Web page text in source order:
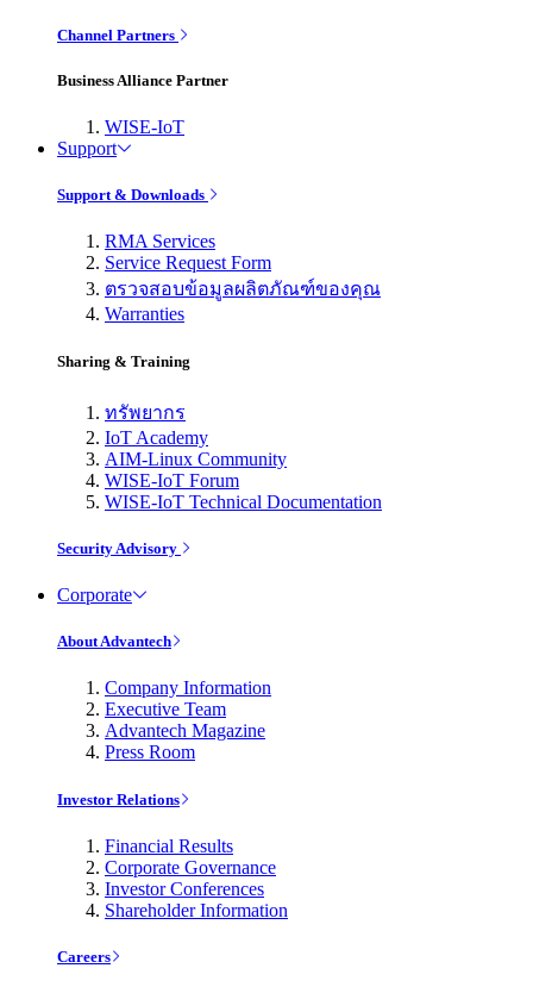
Channel Partners
Business Alliance Partner
WISE-IoT
Support
Support & Downloads
RMA Services
Service Request Form
ตรวจสอบข้อมูลผลิตภัณฑ์ของคุณ
Warranties
Sharing & Training
ทรัพยากร
IoT Academy
AIM-Linux Community
WISE-IoT Forum
WISE-IoT Technical Documentation
Security Advisory
Corporate
About Advantech
Company Information
Executive Team
Advantech Magazine
Press Room
Investor Relations
Financial Results
Corporate Governance
Investor Conferences
Shareholder Information
Careers